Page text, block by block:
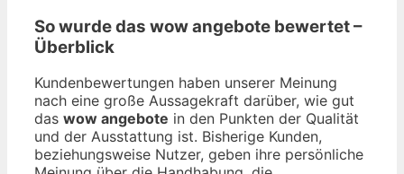
So wurde das wow angebote bewertet –
Überblick
Kundenbewertungen haben unserer Meinung
nach eine große Aussagekraft darüber, wie gut
das wow angebote in den Punkten der Qualität
und der Ausstattung ist. Bisherige Kunden,
beziehungsweise Nutzer, geben ihre persönliche